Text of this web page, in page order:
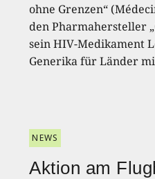
ohne Grenzen“
den Pharmahersteller
sein HIV-Medikament
Generika für Länder
NEWS
Aktion am